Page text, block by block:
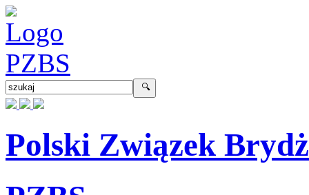
Polski Związek